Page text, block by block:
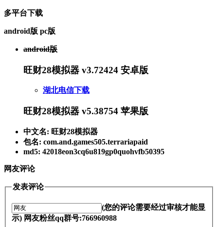
多平台下载
android版 pc版
android版
旺财28模拟器 v3.72424 安卓版
湖北电信下载
旺财28模拟器 v5.38754 苹果版
中文名: 旺财28模拟器
包名: com.and.games505.terrariapaid
md5: 42018eon3cq6u819gp0quohvfb50395
网友评论
发表评论
(您的评论需要经过审核才能显
示) 网友粉丝qq群号:766960988